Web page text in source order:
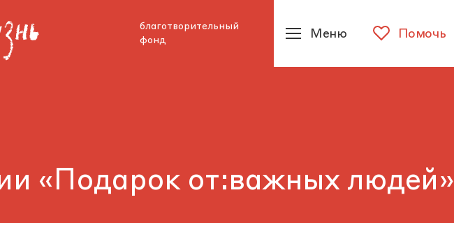
благотворительный
фонд
Помочь
Меню
«Подарок от:важных людей»